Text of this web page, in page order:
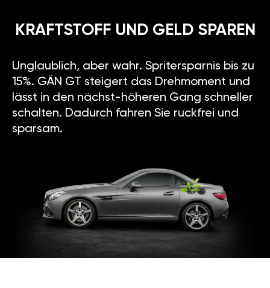
KRAFTSTOFF UND GELD SPAREN
Unglaublich, aber wahr. Spritersparnis bis zu
15%. GÄN GT steigert das Drehmoment und
lässt in den nächst-höheren Gang schneller
schalten. Dadurch fahren Sie ruckfrei und
sparsam.